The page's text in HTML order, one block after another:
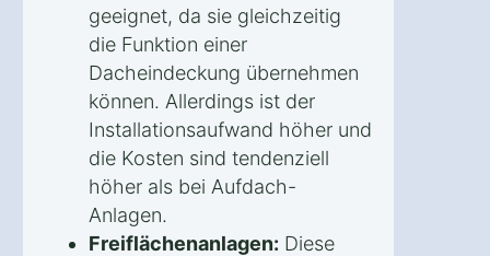
geeignet, da sie gleichzeitig
die Funktion einer
Dacheindeckung übernehmen
können. Allerdings ist der
Installationsaufwand höher und
die Kosten sind tendenziell
höher als bei Aufdach-
Anlagen.
Freiflächenanlagen: Diese